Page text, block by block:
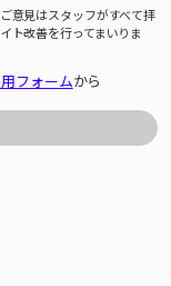
意見はスタッフがすべて拝
ト改善を行ってまいりま
フォームから